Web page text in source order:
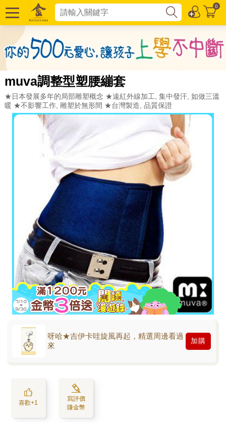
0
muva調整型塑腰繃套
★日本發展多年的局部雕塑概念 ★遠紅外線加工, 集中發汗, 如做三溫
暖 ★不影響工作, 雕塑於無形間 ★台灣製造, 品質保證
呀哈★吉伊卡哇旋風再起，精選周邊看過
來
加購
喜歡+1
寫評價
賺金幣